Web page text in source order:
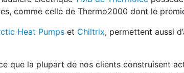
comme celle de Thermo2000 dont le
Heat Pumps et Chiltrix, permettent aussi
que la plupart de nos clients construisent